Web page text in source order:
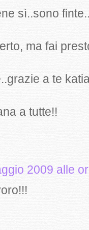
sì..sono
ma fai
a te
a tutte!!
2009 alle